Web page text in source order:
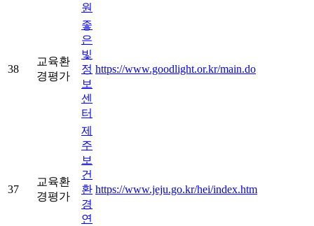
원
38
교육환
경평가
좋
은
빛
정
보
센
터
https://www.goodlight.or.kr/main.do
37
교육환
경평가
제
주
보
건
환
경
연
https://www.jeju.go.kr/hei/index.htm